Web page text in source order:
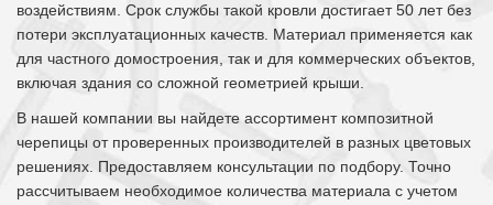
воздействиям. Срок службы такой кровли достигает 50 лет без
потери эксплуатационных качеств. Материал применяется как
для частного домостроения, так и для коммерческих объектов,
включая здания со сложной геометрией крыши.
В нашей компании вы найдете ассортимент композитной
черепицы от проверенных производителей в разных цветовых
решениях. Предоставляем консультации по подбору. Точно
рассчитываем необходимое количества материала с учетом